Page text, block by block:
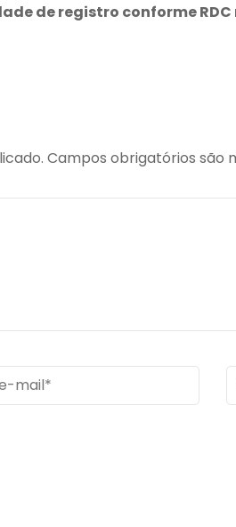
de registro conforme RDC
Campos obrigatórios são
*